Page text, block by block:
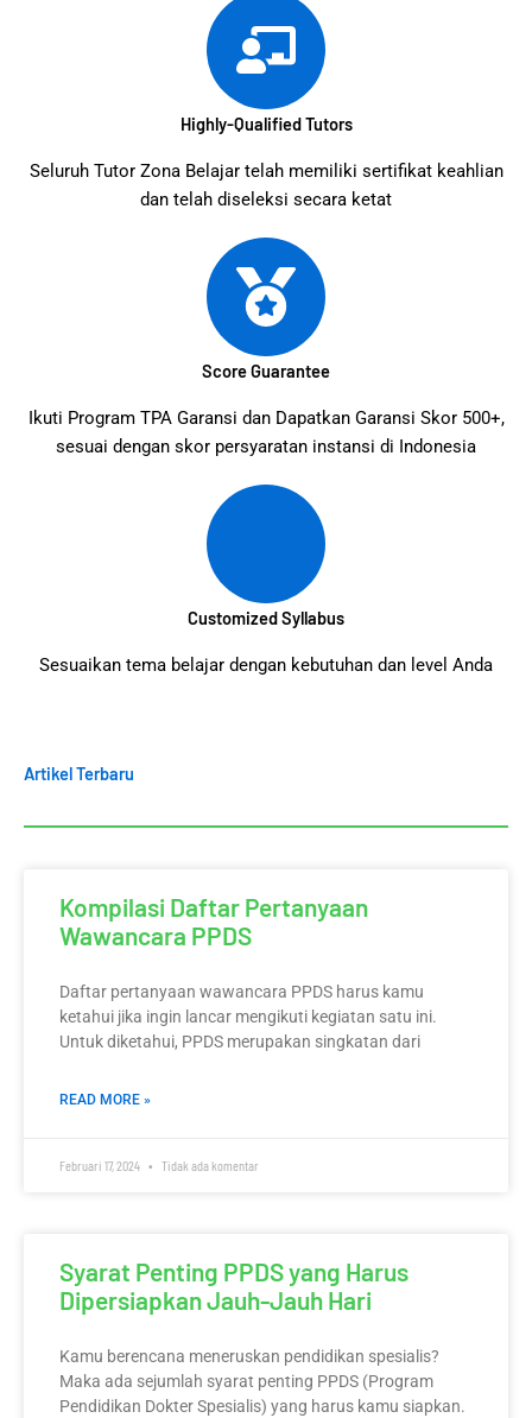
Highly-Qualified Tutors
Seluruh Tutor Zona Belajar telah memiliki sertifikat keahlian
dan telah diseleksi secara ketat
Score Guarantee
Ikuti Program TPA Garansi dan Dapatkan Garansi Skor 500+,
sesuai dengan skor persyaratan instansi di Indonesia
Customized Syllabus
Sesuaikan tema belajar dengan kebutuhan dan level Anda
Artikel Terbaru
Kompilasi Daftar Pertanyaan
Wawancara PPDS
Daftar pertanyaan wawancara PPDS harus kamu
ketahui jika ingin lancar mengikuti kegiatan satu ini.
Untuk diketahui, PPDS merupakan singkatan dari
READ MORE »
Februari 17, 2024 Tidak ada komentar
Syarat Penting PPDS yang Harus
Dipersiapkan Jauh-Jauh Hari
Kamu berencana meneruskan pendidikan spesialis?
Maka ada sejumlah syarat penting PPDS (Program
Pendidikan Dokter Spesialis) yang harus kamu siapkan.